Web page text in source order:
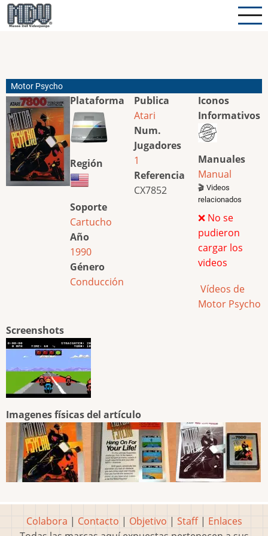
Pasar
al
Motor Psycho
Plataforma
Región
Soporte
Cartucho
Año
1990
Género
Conducción
Publica
Atari
Num.
Jugadores
1
Referencia
CX7852
Iconos
Informativos
Manuales
Manual
🎬 Videos
relacionados
❌ No se
pudieron
cargar los
videos
Vídeos de
Motor Psycho
Screenshots
Imagenes físicas del artículo
Colabora | Contacto | Objetivo | Staff| Enlaces